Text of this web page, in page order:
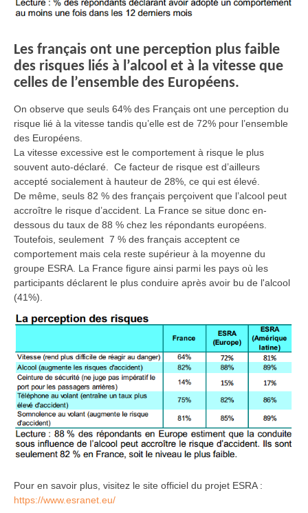
Les français ont une perception plus faible
des risques liés à l’alcool et à la vitesse que
celles de l’ensemble des Européens.
On observe que seuls 64% des Français ont une perception du
risque lié à la vitesse tandis qu’elle est de 72% pour l’ensemble
des Européens.
La vitesse excessive est le comportement à risque le plus
souvent auto-déclaré. Ce facteur de risque est d’ailleurs
accepté socialement à hauteur de 28%, ce qui est élevé.
De même, seuls 82 % des français perçoivent que l’alcool peut
accroître le risque d’accident. La France se situe donc en-
dessous du taux de 88 % chez les répondants européens.
Toutefois, seulement 7 % des français acceptent ce
comportement mais cela reste supérieur à la moyenne du
groupe ESRA. La France figure ainsi parmi les pays où les
participants déclarent le plus conduire après avoir bu de l'alcool
(41%).
Pour en savoir plus, visitez le site officiel du projet ESRA :
https://www.esranet.eu/